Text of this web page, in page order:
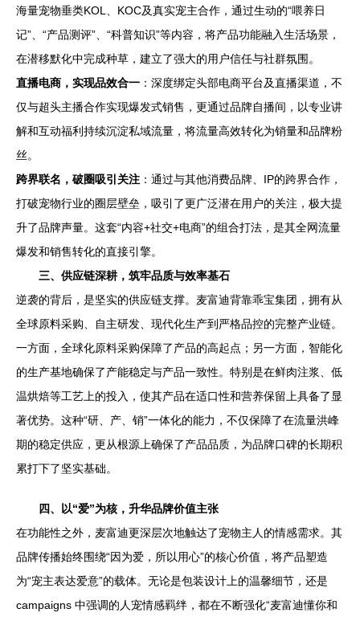
海量宠物垂类KOL、KOC及真实宠主合作，通过生动的“喂养日
记”、“产品测评”、“科普知识”等内容，将产品功能融入生活场景，
在潜移默化中完成种草，建立了强大的用户信任与社群氛围。
直播电商，实现品效合一 ：深度绑定头部电商平台及直播渠道，不
仅与超头主播合作实现爆发式销售，更通过品牌自播间，以专业讲
解和互动福利持续沉淀私域流量，将流量高效转化为销量和品牌粉
丝。
跨界联名，破圈吸引关注 ：通过与其他消费品牌、IP的跨界合作，
打破宠物行业的圈层壁垒，吸引了更广泛潜在用户的关注，极大提
升了品牌声量。这套“内容+社交+电商”的组合打法，是其全网流量
爆发和销售转化的直接引擎。
三、供应链深耕，筑牢品质与效率基石
逆袭的背后，是坚实的供应链支撑。麦富迪背靠乖宝集团，拥有从
全球原料采购、自主研发、现代化生产到严格品控的完整产业链。
一方面，全球化原料采购保障了产品的高起点；另一方面，智能化
的生产基地确保了产能稳定与产品一致性。特别是在鲜肉注浆、低
温烘焙等工艺上的投入，使其产品在适口性和营养保留上具备了显
著优势。这种“研、产、销”一体化的能力，不仅保障了在流量洪峰
期的稳定供应，更从根源上确保了产品品质，为品牌口碑的长期积
累打下了坚实基础。
四、以“爱”为核，升华品牌价值主张
在功能性之外，麦富迪更深层次地触达了宠物主人的情感需求。其
品牌传播始终围绕“因为爱，所以用心”的核心价值，将产品塑造
为“宠主表达爱意”的载体。无论是包装设计上的温馨细节，还是
campaigns 中强调的人宠情感羁绊，都在不断强化“麦富迪懂你和